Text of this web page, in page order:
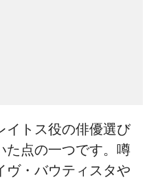
イトス役の俳優選び
た点の一つです。噂
ヴ・バウティスタや